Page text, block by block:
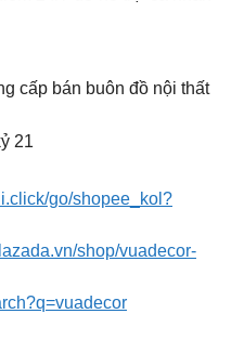
cấp bán buôn đồ nội thất
21
go/shopee_kol?
shop/vuadecor-